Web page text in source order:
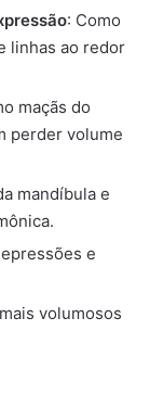
: Como
linhas ao redor
maçãs do
perder volume
mandíbula e
e
volumosos